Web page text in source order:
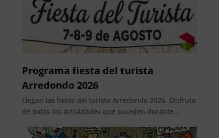
Programa fiesta del turista
Arredondo 2026
Llegan las fiesta del turista Arredondo 2026. Disfruta
de todas las actividades que suceden durante...